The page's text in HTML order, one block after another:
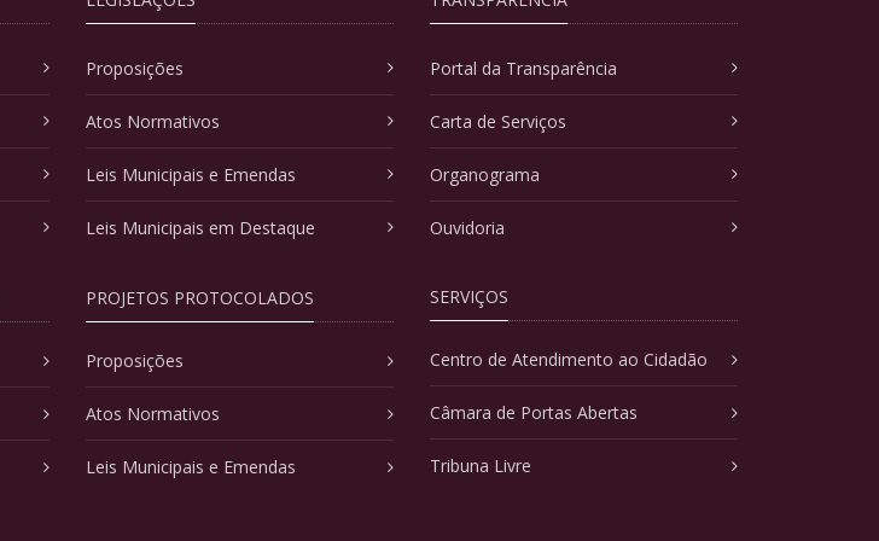
Proposições
Atos Normativos
Leis Municipais e Emendas
Leis Municipais em Destaque
PROJETOS PROTOCOLADOS
Proposições
Atos Normativos
Leis Municipais e Emendas
Portal da Transparência
Carta de Serviços
Organograma
Ouvidoria
SERVIÇOS
Centro de Atendimento ao Cidadão
Câmara de Portas Abertas
Tribuna Livre